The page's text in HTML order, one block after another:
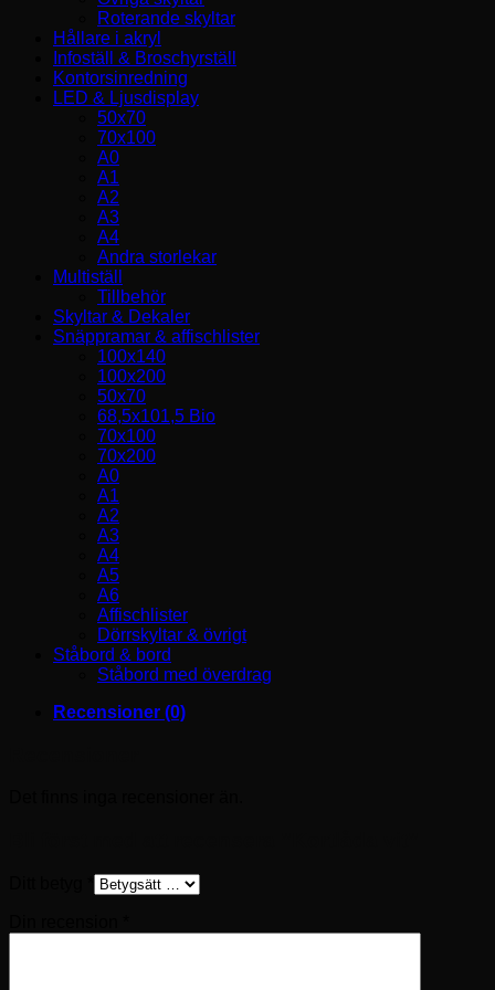
Roterande skyltar
Hållare i akryl
Infoställ & Broschyrställ
Kontorsinredning
LED & Ljusdisplay
50x70
70x100
A0
A1
A2
A3
A4
Andra storlekar
Multiställ
Tillbehör
Skyltar & Dekaler
Snäppramar & affischlister
100x140
100x200
50x70
68,5x101,5 Bio
70x100
70x200
A0
A1
A2
A3
A4
A5
A6
Affischlister
Dörrskyltar & övrigt
Ståbord & bord
Ståbord med överdrag
Recensioner (0)